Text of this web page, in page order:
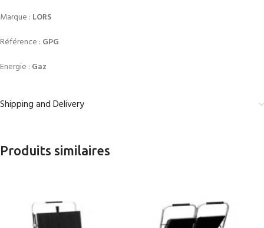
Marque : LORS
Référence : GPG
Energie : Gaz
Shipping and Delivery
Produits similaires